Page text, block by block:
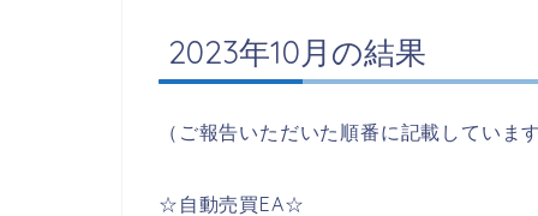
2023年10月の結果
（ご報告いただいた順番に記載していま
☆自動売買EA☆